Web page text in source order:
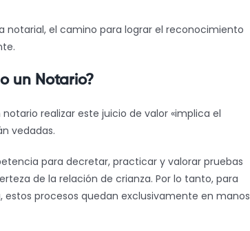
notarial, el camino para lograr el reconocimiento
un Notario?
realizar este juicio de valor «implica el
vedadas.
para decretar, practicar y valorar pruebas
de la relación de crianza. Por lo tanto, para
procesos quedan exclusivamente en manos